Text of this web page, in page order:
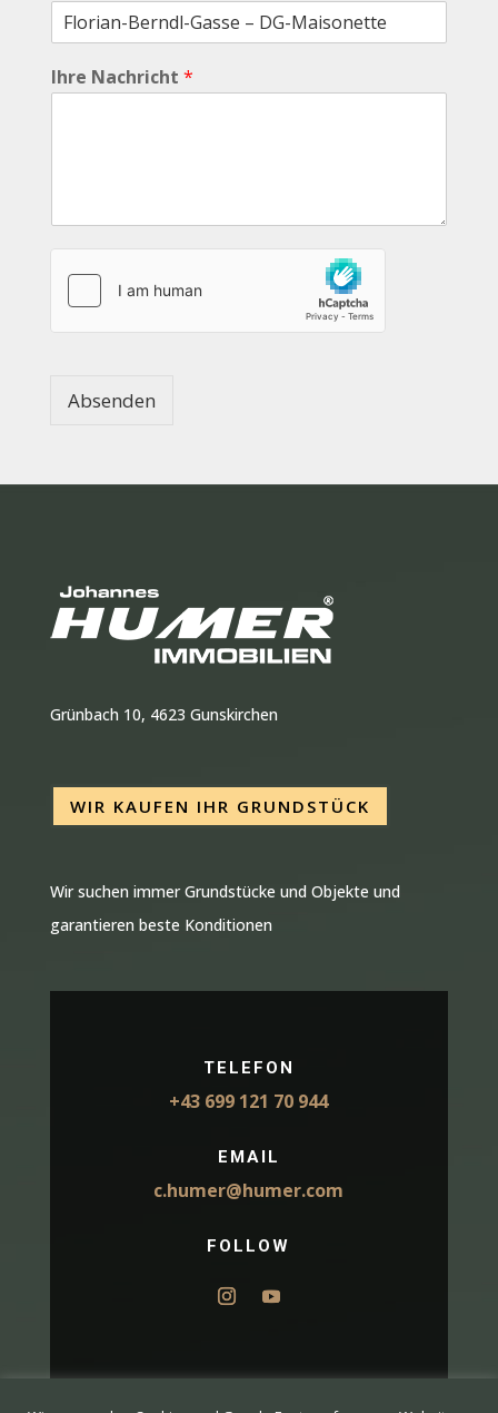
Ihre Nachricht *
Absenden
Grünbach 10, 4623 Gunskirchen
WIR KAUFEN IHR GRUNDSTÜCK
Wir suchen immer Grundstücke und Objekte und
garantieren beste Konditionen
TELEFON
+43 699 121 70 944
EMAIL
c.humer@humer.com
FOLLOW